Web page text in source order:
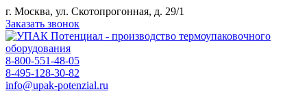
г. Москва, ул. Скотопрогонная, д. 29/1
Заказать звонок
8-800-551-48-05
8-495-128-30-82
info@upak-potenzial.ru